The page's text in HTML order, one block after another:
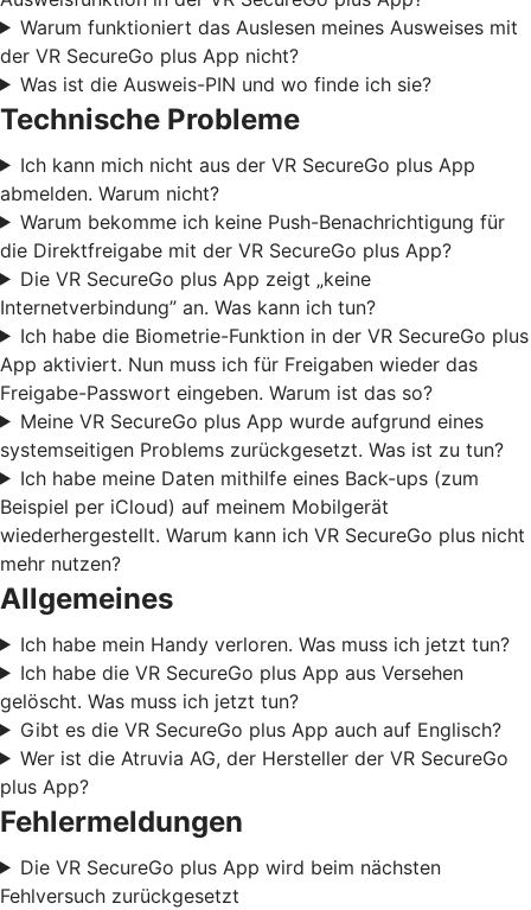
Warum funktioniert das Auslesen meines Ausweises mit
der VR SecureGo plus App nicht?
Was ist die Ausweis-PIN und wo finde ich sie?
Technische Probleme
Ich kann mich nicht aus der VR SecureGo plus App
abmelden. Warum nicht?
Warum bekomme ich keine Push-Benachrichtigung für
die Direktfreigabe mit der VR SecureGo plus App?
Die VR SecureGo plus App zeigt „keine
Internetverbindung” an. Was kann ich tun?
Ich habe die Biometrie-Funktion in der VR SecureGo plus
App aktiviert. Nun muss ich für Freigaben wieder das
Freigabe-Passwort eingeben. Warum ist das so?
Meine VR SecureGo plus App wurde aufgrund eines
systemseitigen Problems zurückgesetzt. Was ist zu tun?
Ich habe meine Daten mithilfe eines Back-ups (zum
Beispiel per iCloud) auf meinem Mobilgerät
wiederhergestellt. Warum kann ich VR SecureGo plus nicht
mehr nutzen?
Allgemeines
Ich habe mein Handy verloren. Was muss ich jetzt tun?
Ich habe die VR SecureGo plus App aus Versehen
gelöscht. Was muss ich jetzt tun?
Gibt es die VR SecureGo plus App auch auf Englisch?
Wer ist die Atruvia AG, der Hersteller der VR SecureGo
plus App?
Fehlermeldungen
Die VR SecureGo plus App wird beim nächsten
Fehlversuch zurückgesetzt